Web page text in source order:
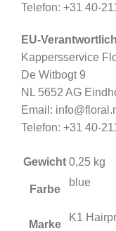
Telefon: +31 40-
EU-
Kappersservice
De Witbogt 9
NL 5652 AG
Email:
Telefon: +31 40-
Gewicht 0,25 kg
Farbe
blue
Marke
K1